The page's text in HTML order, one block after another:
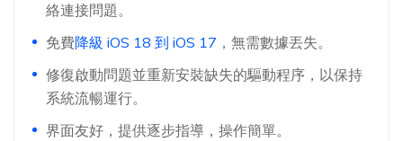
絡連接問題。
免費降級 iOS 18 到 iOS 17 ，無需數據丟失。
修復啟動問題並重新安裝缺失的驅動程序，以保持
系統流暢運行。
界面友好，提供逐步指導，操作簡單。